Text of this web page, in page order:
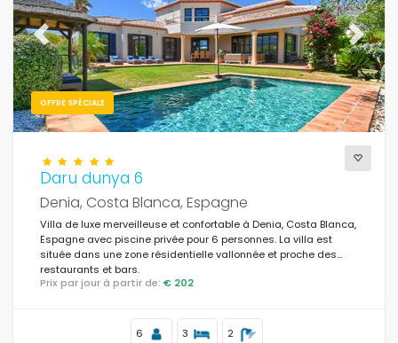
Vues
OFFRE SPÉCIALE
Previous Next
Daru dunya 6
Denia, Costa Blanca, Espagne
Villa de luxe merveilleuse et confortable à Denia, Costa Blanca,
Espagne avec piscine privée pour 6 personnes. La villa est
située dans une zone résidentielle vallonnée et proche des
restaurants et bars.
Prix par jour à partir de: € 202
6 3 2